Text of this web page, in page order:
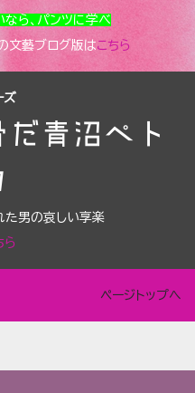
ら、パンツに学べ
藝ブログ版はこちら
ズ
青沼ペト
た男の哀しい享楽
ら
ページトップへ